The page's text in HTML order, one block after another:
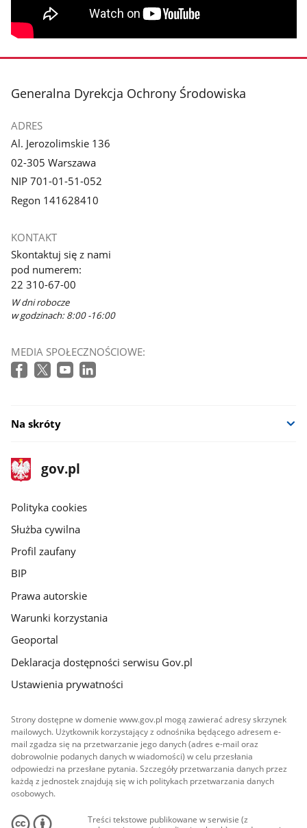
stopka
Generalna Dyrekcja Ochrony Środowiska
ADRES
Al. Jerozolimskie 136
02-305 Warszawa
NIP 701-01-51-052
Regon 141628410
KONTAKT
Skontaktuj się z nami
pod numerem:
22 310-67-00
W dni robocze
w godzinach: 8:00 -16:00
MEDIA SPOŁECZNOŚCIOWE:
Na skróty
stopka
gov.pl
Strona
gov.pl
gov.pl
Polityka cookies
Służba cywilna
Profil zaufany
BIP
Prawa autorskie
Warunki korzystania
Geoportal
Deklaracja dostępności serwisu Gov.pl
Ustawienia prywatności
Strony dostępne w domenie www.gov.pl mogą zawierać adresy skrzynek
mailowych. Użytkownik korzystający z odnośnika będącego adresem e-
mail zgadza się na przetwarzanie jego danych (adres e-mail oraz
dobrowolnie podanych danych w wiadomości) w celu przesłania
odpowiedzi na przesłane pytania. Szczegóły przetwarzania danych przez
każdą z jednostek znajdują się w ich politykach przetwarzania danych
osobowych.
Treści tekstowe publikowane w serwisie (z